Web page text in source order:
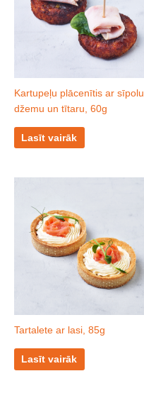
Kartupeļu plācenītis ar sīpolu
džemu un tītaru, 60g
Lasīt vairāk
Tartalete ar lasi, 85g
Lasīt vairāk